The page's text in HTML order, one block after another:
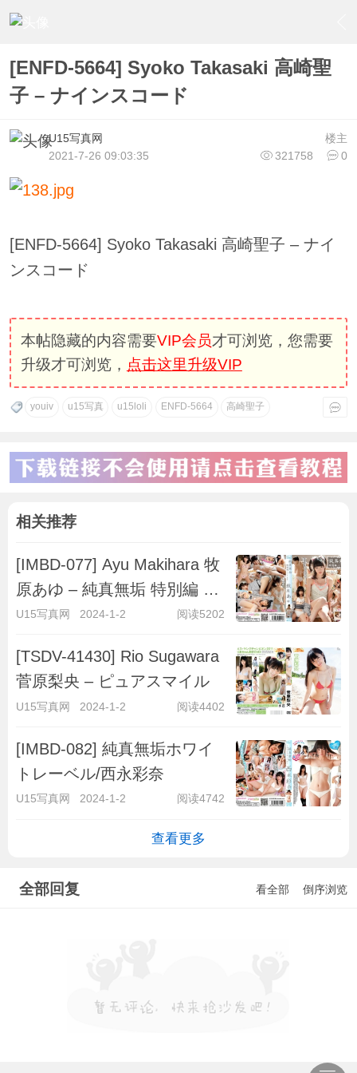
[ENFD-5664] Syoko Takasaki 高崎聖
子 – ナインスコード
楼主
U15写真网
321758
0
2021-7-26 09:03:35
[ENFD-5664] Syoko Takasaki 高崎聖子 – ナイ
ンスコード
本帖隐藏的内容需要VIP会员才可浏览，您需要
升级才可浏览， 点击这里升级VIP
youiv u15写真 u15loli ENFD-5664 高崎聖子
相关推荐
[IMBD-077] Ayu Makihara 牧
原あゆ – 純真無垢 特別編 ～
キラキラ彼女～
U15写真网 2024-1-2 阅读5202
[TSDV-41430] Rio Sugawara
菅原梨央 – ピュアスマイル
U15写真网 2024-1-2 阅读4402
[IMBD-082] 純真無垢ホワイ
トレーベル/西永彩奈
U15写真网 2024-1-2 阅读4742
查看更多
全部回复 看全部 倒序浏览